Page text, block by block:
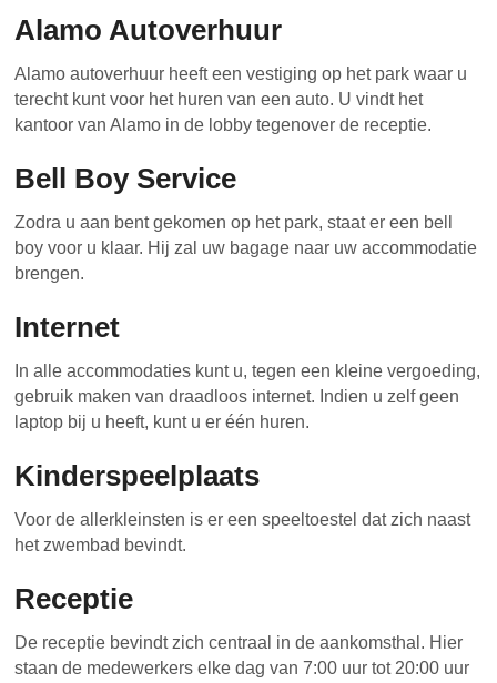
Alamo Autoverhuur
Alamo autoverhuur heeft een vestiging op het park waar u
terecht kunt voor het huren van een auto. U vindt het
kantoor van Alamo in de lobby tegenover de receptie.
Bell Boy Service
Zodra u aan bent gekomen op het park, staat er een bell
boy voor u klaar. Hij zal uw bagage naar uw accommodatie
brengen.
Internet
In alle accommodaties kunt u, tegen een kleine vergoeding,
gebruik maken van draadloos internet. Indien u zelf geen
laptop bij u heeft, kunt u er één huren.
Kinderspeelplaats
Voor de allerkleinsten is er een speeltoestel dat zich naast
het zwembad bevindt.
Receptie
De receptie bevindt zich centraal in de aankomsthal. Hier
staan de medewerkers elke dag van 7:00 uur tot 20:00 uur